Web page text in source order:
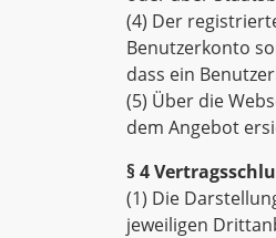
(4) Der
Benutzerkonto
dass ein
(5) Über die
dem Angebot
§ 4
(1) Die
jeweiligen